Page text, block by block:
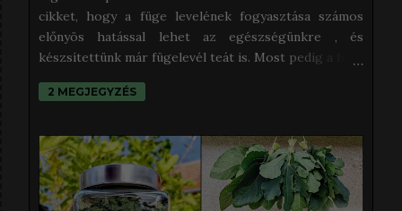
cikket, hogy a füge levelének fogyasztása számos
előnyös hatással lehet az egészségünkre , és
készsítettünk már fügelevél teát is. Most pedig a füge
éreztem, nektek is be kell, hogy mutassam. Az
találni, amelyek közül némelyikben egészen
elképesztő hozzávalók is vannak, amelyektől éppen
hogy csak pont egészséges nem lesz. Én az
egyszerűségben hiszek, és abban, hogy a befőzés
2 MEGJEGYZÉS